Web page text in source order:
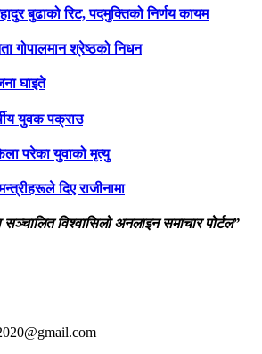
बुढाको रिट, पदमुक्तिको निर्णय कायम
गोपालमान श्रेष्ठको निधन
घाइते
युवक पक्राउ
परेका युवाको मृत्यु
दिए राजीनामा
सञ्चालित विश्वासिलो अनलाइन समाचार पोर्टल”